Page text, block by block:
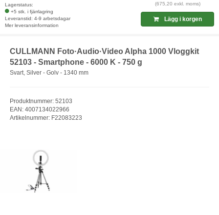
Lagerstatus:
+5 stk. i fjärrlagring
Leveranstid: 4-9 arbetsdagar
Mer leveransinformation
(675,20 exkl. moms)
Lägg i korgen
CULLMANN Foto·Audio·Video Alpha 1000 Vloggkit
52103 - Smartphone - 6000 K - 750 g
Svart, Silver - Golv - 1340 mm
Produktnummer: 52103
EAN: 4007134022966
Artikelnummer: F22083223